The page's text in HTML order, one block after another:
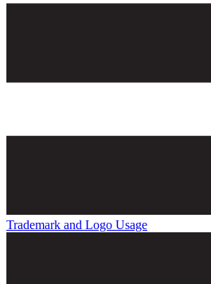
Trademark and Logo Usage